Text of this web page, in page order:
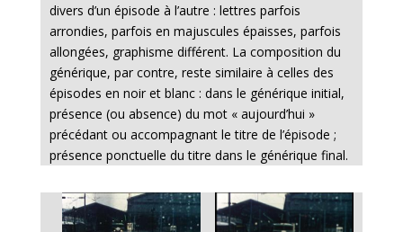
divers d’un épisode à l’autre : lettres parfois
arrondies, parfois en majuscules épaisses, parfois
allongées, graphisme différent. La composition du
générique, par contre, reste similaire à celles des
épisodes en noir et blanc : dans le générique initial,
présence (ou absence) du mot « aujourd’hui »
précédant ou accompagnant le titre de l’épisode ;
présence ponctuelle du titre dans le générique final.